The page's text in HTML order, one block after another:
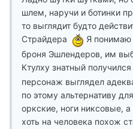
шлем, наручи и ботинки
то выглядит будто
Страйдера
Я понимаю
броня Эшлендеров, им
Ктулху знатный получился
персонаж выглядел
по этому альтернативу
оркские, ноги никсовые,
хоть на человека похож